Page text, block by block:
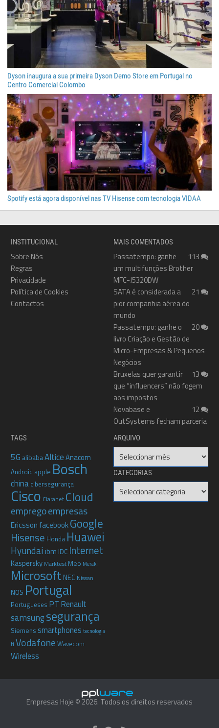
Dyson inaugura a sua primeira Dyson Demo Store em Portugal no
Centro Comercial Colombo
Spotify está agora disponível nas TV Hisense com tecnologia VIDAA
INSTITUCIONAL
Sobre Nós
Regras
Privacidade
Política de Cookies
Contactos
MAIS COMENTADOS
113
Passatempo: ganhe
um multifunções Brother
MFC-J5320DW
21
SATA é considerada a
pior companhia aérea do
mundo
20
Passatempo: ganhe o
livro Criação e Gestão de
Micro-Empresas & Pequenos
Negócios
13
Bruxelas quer garantir
que “influencers” não fogem
aos impostos
12
Novabase e
OutSystems fecham parceria
TAGS
5G alibabaAlticeAnacom
Android apple Bosch
china cibersegurança
Cisco Claranet Cloud
empregoempresas
Ericsson facebookGoogle
Hisense Honda Huawei
Hyundai ibm IDC Internet
Kaspersky Marktest Meo Meraki
MicrosoftNEC Nissan
NOS Portugal
Portugueses PT Renault
samsungsegurança
Siemenssmartphones tecnologia
ti Vodafone Wavecom
Wireless
ARQUIVO
Arquivo
CATEGORIAS
Categorias
Empresas Hoje © 2026. Todos os direitos reservados